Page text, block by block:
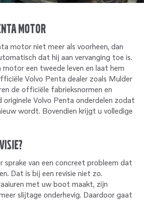
motor
motor niet meer als voorheen, dan
dat hij aan vervanging toe is.
motor een tweede leven en laat hem
Volvo Penta dealer zoals Mulder
de officiële fabrieksnormen en
originele Volvo Penta onderdelen zodat
wordt. Bovendien krijgt u volledige
sprake van een concreet probleem dat
Dat is bij een revisie niet zo.
met uw boot maakt, zijn
slijtage onderhevig. Daardoor gaat